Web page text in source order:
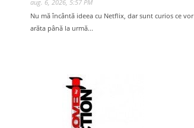
aug. 6, 2026, 5:57 PM
Nu mă încântă ideea cu Netflix, dar sunt curios ce vor
arăta până la urmă...